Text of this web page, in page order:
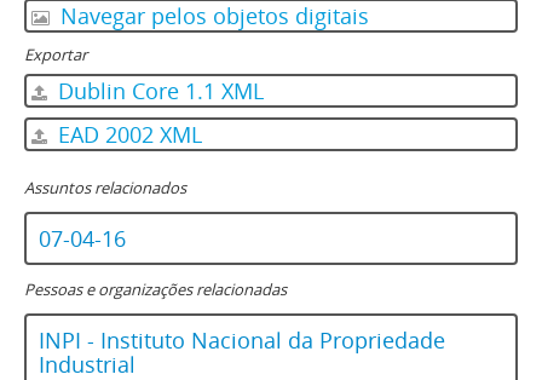
Navegar pelos objetos digitais
Exportar
Dublin Core 1.1 XML
EAD 2002 XML
Assuntos relacionados
07-04-16
Pessoas e organizações relacionadas
INPI - Instituto Nacional da Propriedade
Industrial